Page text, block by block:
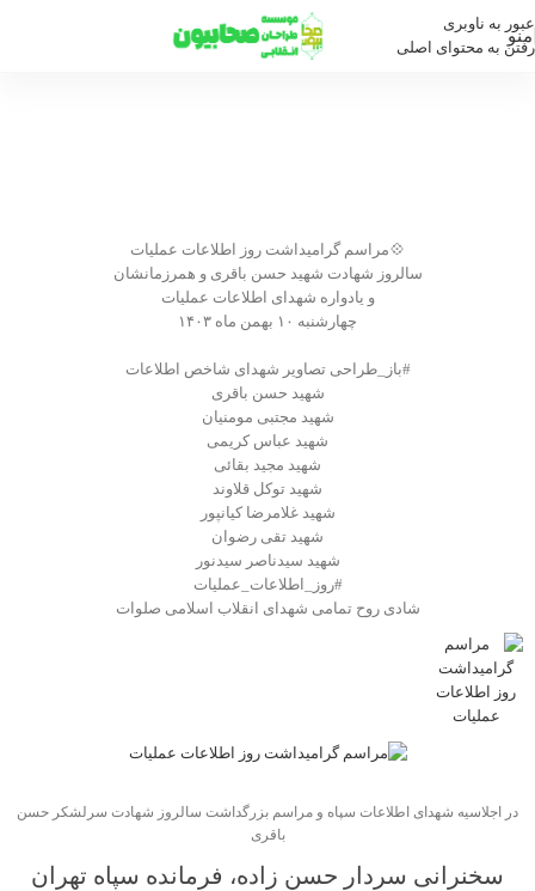
عبور به ناوبری
رفتن به محتوای اصلی
منو
💠مراسم گرامیداشت روز اطلاعات عملیات
سالروز شهادت شهید حسن باقری و همرزمانشان
و یادواره شهدای اطلاعات عملیات
چهارشنبه ۱۰ بهمن ماه ۱۴۰۳
#باز_طراحی تصاویر شهدای شاخص اطلاعات
شهید حسن باقری
شهید مجتبی مومنیان
شهید عباس کریمی
شهید مجید بقائی
شهید توکل قلاوند
شهید غلامرضا کیانپور
شهید تقی رضوان
شهید سیدناصر سیدنور
#روز_اطلاعات_عملیات
شادی روح تمامی شهدای انقلاب اسلامی صلوات
در اجلاسیه شهدای اطلاعات سپاه و مراسم بزرگداشت سالروز شهادت سرلشکر حسن
باقری
سخنرانی سردار حسن زاده، فرمانده سپاه تهران